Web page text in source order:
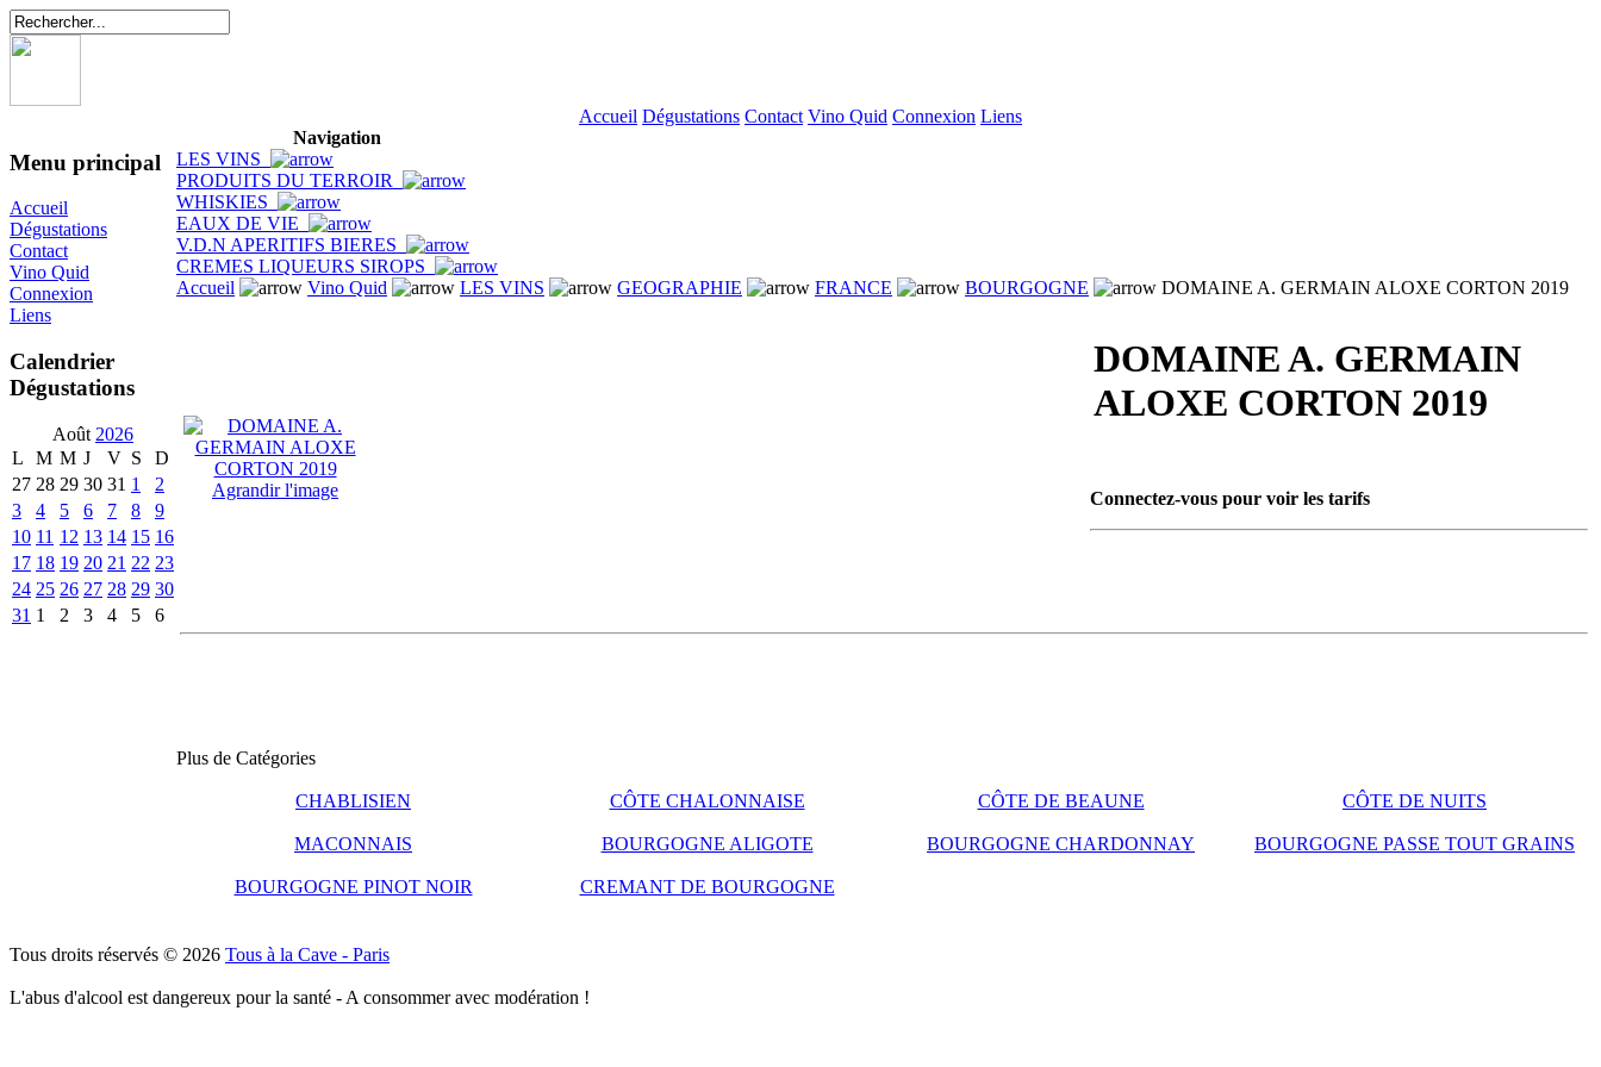
Accueil Dégustations Contact Vino Quid Connexion Liens
Menu principal
Accueil
Dégustations
Contact
Vino Quid
Connexion
Liens
Calendrier
Dégustations
Août 2026
L
M M J V S
D
27 28 29 30 31 1
2
3
4 5 6 7 8
9
10 11 12 13 14 15 16
17 18 19 20 21 22 23
24 25 26 27 28 29 30
31 1 2 3 4 5 6
Navigation
LES VINS
PRODUITS DU TERROIR
WHISKIES
EAUX DE VIE
V.D.N APERITIFS BIERES
CREMES LIQUEURS SIROPS
Accueil
Vino Quid LES VINS GEOGRAPHIE FRANCE BOURGOGNE DOMAINE A. GERMAIN ALOXE CORTON 2019
Agrandir l'image
DOMAINE A. GERMAIN
ALOXE CORTON 2019
Connectez-vous pour voir les tarifs
Plus de Catégories
CHABLISIEN CÔTE CHALONNAISE CÔTE DE BEAUNE CÔTE DE NUITS
MACONNAIS BOURGOGNE ALIGOTE BOURGOGNE CHARDONNAY BOURGOGNE PASSE TOUT GRAINS
BOURGOGNE PINOT NOIR CREMANT DE BOURGOGNE
Tous droits réservés © 2026 Tous à la Cave - Paris
L'abus d'alcool est dangereux pour la santé - A consommer avec modération !